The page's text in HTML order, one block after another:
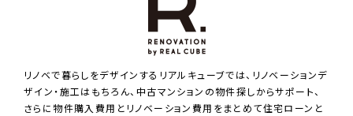
リノベで暮らしをデザインするリアルキューブでは、リノベーションデ
ザイン・施工はもちろん、中古マンションの物件探しからサポート、
さらに物件購入費用とリノベーション費用をまとめて住宅ローンと